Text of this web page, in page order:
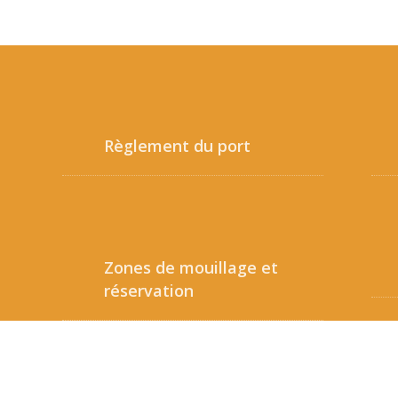
Règlement du port
Zones de mouillage et
réservation